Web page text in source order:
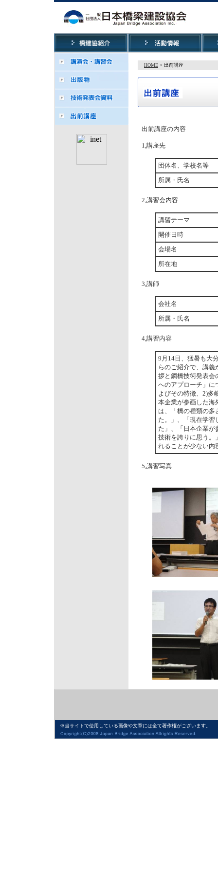
HOME > 出前講座
出前講座の内容
1,講座先
団体名、学校名等
所属・氏名
2,講習会内容
講習テーマ
開催日時
会場名
所在地
3,講師
会社名
所属・氏名
4,講習内容
9月14日、猛暑も大
らのご紹介で、講
拶と鋼橋技術発表会
へのアプローチ」に
よびその特徴、2)多
本企業が参画した
は、「橋の種類の多
た。」、「現在学習
た」、「日本企業が
技術を誇りに思う
れることが少ない内
5,講習写真
※当サイトで使用している画像や文章には全て著作権がございます。